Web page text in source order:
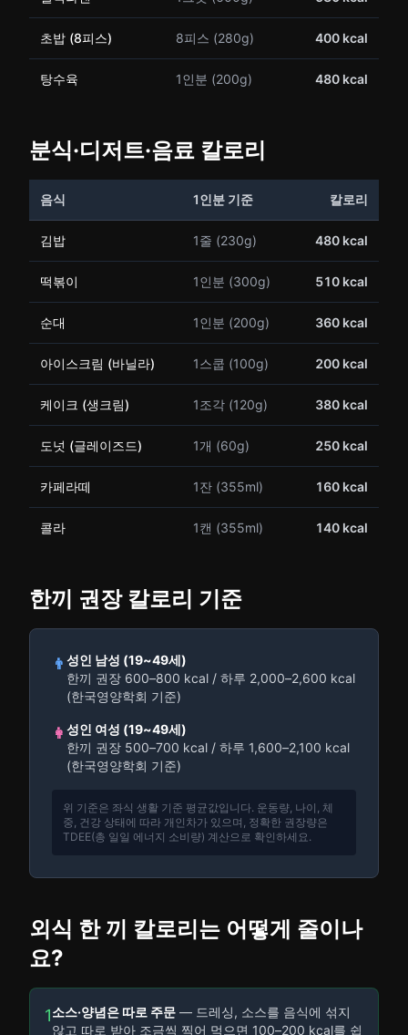
초밥 (8피스) 8피스 (280g) 400 kcal
탕수육 1인분 (200g) 480 kcal
분식·디저트·음료 칼로리
음식 1인분 기준 칼로리
김밥 1줄 (230g) 480 kcal
떡볶이 1인분 (300g) 510 kcal
순대 1인분 (200g) 360 kcal
아이스크림 (바닐라) 1스쿱 (100g) 200 kcal
케이크 (생크림) 1조각 (120g) 380 kcal
도넛 (글레이즈드) 1개 (60g) 250 kcal
카페라떼 1잔 (355ml) 160 kcal
콜라 1캔 (355ml) 140 kcal
한끼 권장 칼로리 기준
👨 성인 남성 (19~49세)
한끼 권장 600–800 kcal / 하루 2,000–2,600 kcal
(한국영양학회 기준)
👩 성인 여성 (19~49세)
한끼 권장 500–700 kcal / 하루 1,600–2,100 kcal
(한국영양학회 기준)
위 기준은 좌식 생활 기준 평균값입니다. 운동량, 나이, 체
중, 건강 상태에 따라 개인차가 있으며, 정확한 권장량은
TDEE(총 일일 에너지 소비량) 계산으로 확인하세요.
외식 한 끼 칼로리는 어떻게 줄이나
요?
1소스·양념은 따로 주문 — 드레싱, 소스를 음식에 섞지
않고 따로 받아 조금씩 찍어 먹으면 100–200 kcal를 쉽